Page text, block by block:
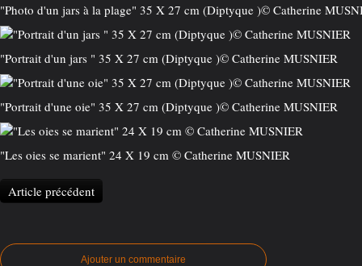
"Photo d'un jars à la plage" 35 X 27 cm (Diptyque )© Catherine
"Portrait d'un jars " 35 X 27 cm (Diptyque )© Catherine MUSNIER
"Portrait d'une oie" 35 X 27 cm (Diptyque )© Catherine MUSNIER
"Les oies se marient" 24 X 19 cm © Catherine MUSNIER
Article précédent
Ajouter un commentaire